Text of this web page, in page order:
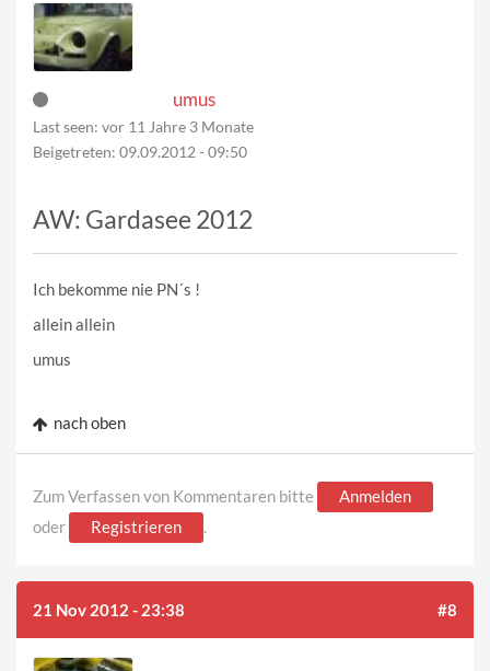
umus
Last seen: vor 11 Jahre 3 Monate
Beigetreten: 09.09.2012 - 09:50
AW: Gardasee 2012
Ich bekomme nie PN´s !
allein allein
umus
nach oben
Zum Verfassen von Kommentaren bitte
Anmelden
oder
Registrieren .
21 Nov 2012 - 23:38 #8